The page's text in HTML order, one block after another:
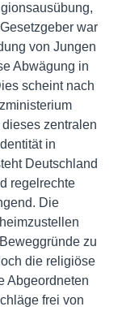
war
von Jungen
Abwägung in
scheint nach
zentralen
in
Deutschland
regelrechte
Die
zu
die religiöse
Abgeordneten
frei von